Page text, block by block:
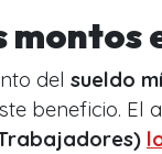
montos
del sueldo
beneficio. El